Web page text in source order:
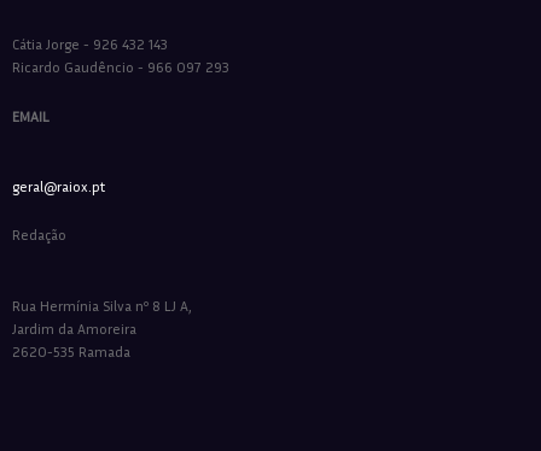
Cátia Jorge - 926 432 143
Ricardo Gaudêncio - 966 097 293
EMAIL
geral@raiox.pt
Redação
Rua Hermínia Silva nº 8 LJ A,
Jardim da Amoreira
2620-535 Ramada